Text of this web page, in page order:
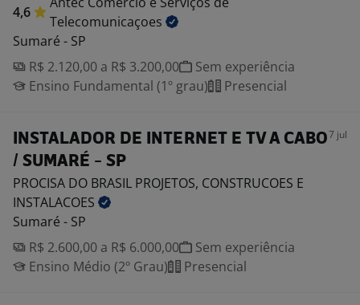
4,6
Telecomunicaçoes
Sumaré - SP
R$ 2.120,00 a R$ 3.200,00
Sem experiência
Ensino Fundamental (1º grau)
Presencial
INSTALADOR DE INTERNET E TV A CABO
/ SUMARÉ - SP
7 jul
PROCISA DO BRASIL PROJETOS, CONSTRUCOES E
INSTALACOES
Sumaré - SP
R$ 2.600,00 a R$ 6.000,00
Sem experiência
Ensino Médio (2º Grau)
Presencial